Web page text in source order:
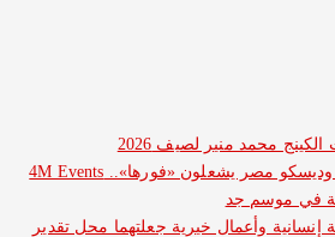
لصيف 2026
هيفاء وهبي وسانت ليفانت وديسكو مصر يشعلون «فورها».. 4M Events
جد
خيرية جعلتهما محل تقدير